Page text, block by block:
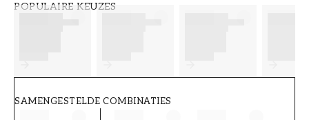
POPULAIRE KEUZES
SAMENGESTELDE COMBINATIES